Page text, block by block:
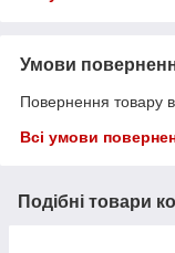
Умови
Повернення товару
Всі умови
Подібні товари